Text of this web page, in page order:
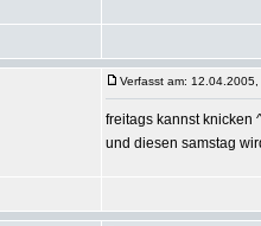
Verfasst am:
freitags kannst knicken
und diesen samstag